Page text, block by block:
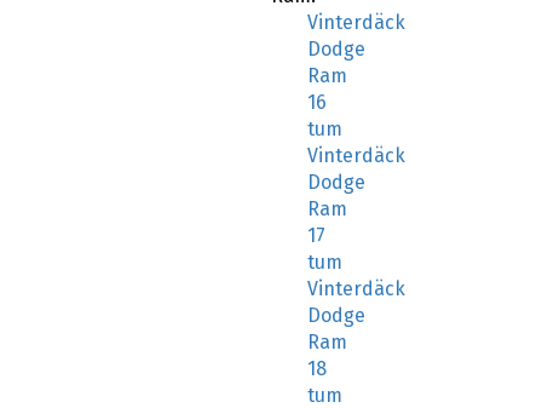
Vinterdäck
Dodge
Ram
16
tum
Vinterdäck
Dodge
Ram
17
tum
Vinterdäck
Dodge
Ram
18
tum